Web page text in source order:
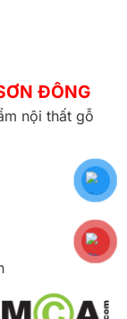
ĐÔNG
nội thất gỗ